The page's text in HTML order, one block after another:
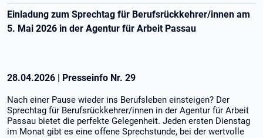
Einladung zum Sprechtag für Berufsrückkehrer/innen am
5. Mai 2026 in der Agentur für Arbeit Passau
28.04.2026 | Presseinfo Nr. 29
Nach einer Pause wieder ins Berufsleben einsteigen? Der
Sprechtag für Berufsrückkehrer/innen in der Agentur für Arbeit
Passau bietet die perfekte Gelegenheit. Jeden ersten Dienstag
im Monat gibt es eine offene Sprechstunde, bei der wertvolle